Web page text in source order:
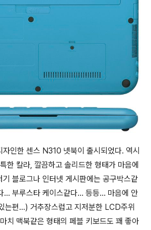
자인한 센스 N310 넷북이 출시되었다. 역시
한 칼라, 깔끔하고 솔리드한 형태가 마음에
블로그나 인터넷 게시판에는 공구박스같
... 부루스타 케이스같다... 등등... 마음에 안
는편...) 거추장스럽고 지저분한 LCD주위
치 맥북같은 형태의 페블 키보드도 꽤 좋아